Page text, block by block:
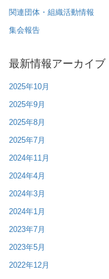
関連団体・組織活動情報
集会報告
最新情報アーカイブ
2025年10月
2025年9月
2025年8月
2025年7月
2024年11月
2024年4月
2024年3月
2024年1月
2023年7月
2023年5月
2022年12月